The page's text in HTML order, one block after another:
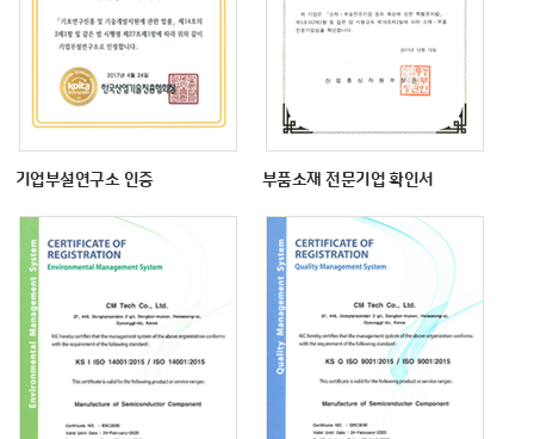
기업부설연구소 인증 부품소재 전문기업 확인서